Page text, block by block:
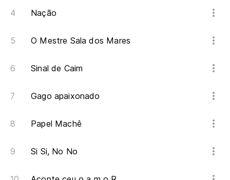
Nação
O Mestre Sala dos Mares
Sinal de Caim
Gago apaixonado
Papel Machê
Si Si, No No